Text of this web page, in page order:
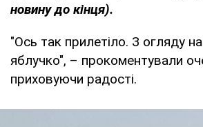
новину до кінця).
"Ось так прилетіло. З огляду
яблучко", – прокоментували
приховуючи радості.